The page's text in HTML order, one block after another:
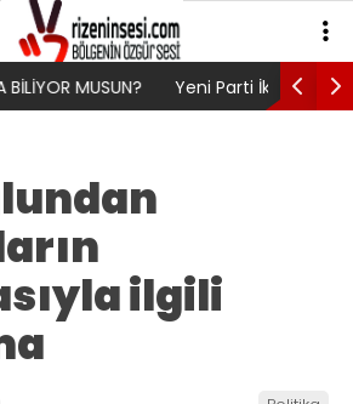
Erdoğan’ın
Başladı
Genel
ilgili